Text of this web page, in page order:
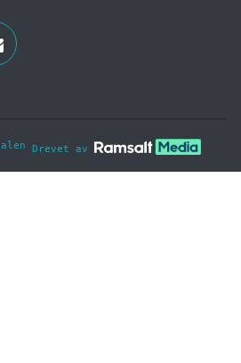
Drevet av